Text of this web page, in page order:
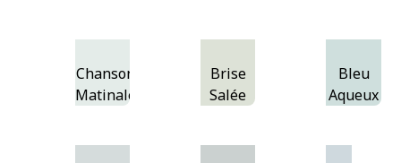
Chanson
Matinale
Brise
Salée
Bleu
Aqueux